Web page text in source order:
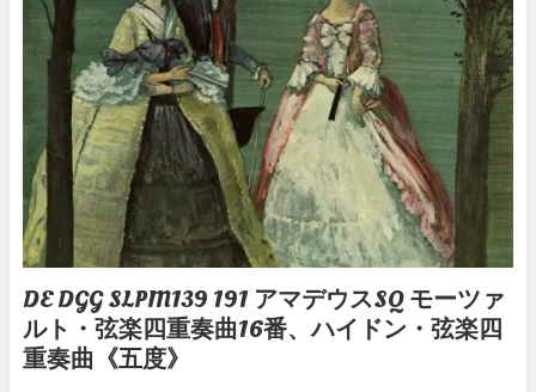
DE DGG SLPM139 191 アマデウスSQ モーツァ
ルト・弦楽四重奏曲16番、ハイドン・弦楽四
重奏曲《五度》